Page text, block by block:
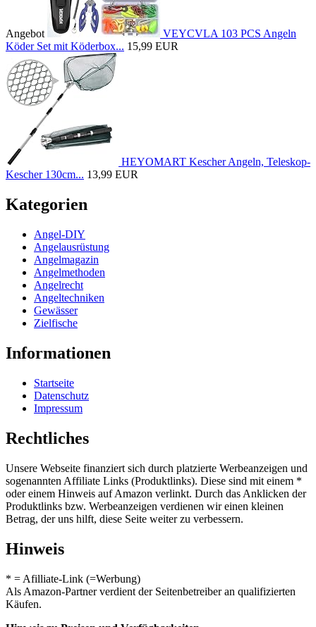
Angebot
VEYCVLA 103 PCS Angeln
Köder Set mit Köderbox... 15,99 EUR
HEYOMART Kescher Angeln, Teleskop-
Kescher 130cm... 13,99 EUR
Kategorien
Angel-DIY
Angelausrüstung
Angelmagazin
Angelmethoden
Angelrecht
Angeltechniken
Gewässer
Zielfische
Informationen
Startseite
Datenschutz
Impressum
Rechtliches
Unsere Webseite finanziert sich durch platzierte Werbeanzeigen und
sogenannten Affiliate Links (Produktlinks). Diese sind mit einem *
oder einem Hinweis auf Amazon verlinkt. Durch das Anklicken der
Produktlinks bzw. Werbeanzeigen verdienen wir einen kleinen
Betrag, der uns hilft, diese Seite weiter zu verbessern.
Hinweis
* = Afilliate-Link (=Werbung)
Als Amazon-Partner verdient der Seitenbetreiber an qualifizierten
Käufen.